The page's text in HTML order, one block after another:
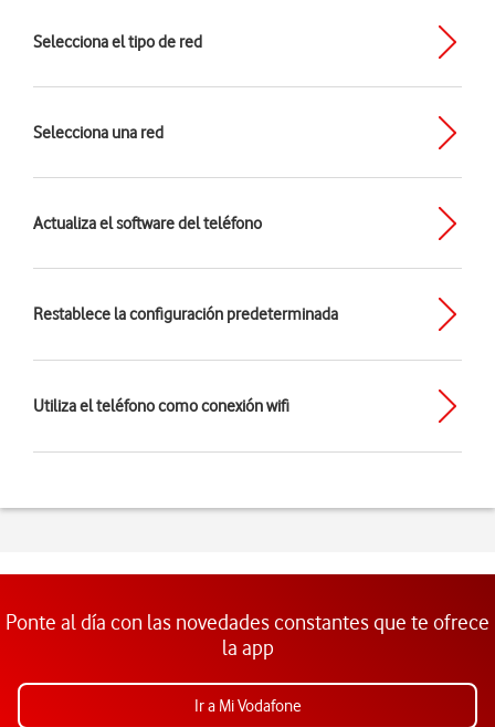
Selecciona el tipo de red
Selecciona una red
Actualiza el software del teléfono
Restablece la configuración predeterminada
Utiliza el teléfono como conexión wifi
Ponte al día con las novedades constantes que te ofrece
la app
Ir a Mi Vodafone